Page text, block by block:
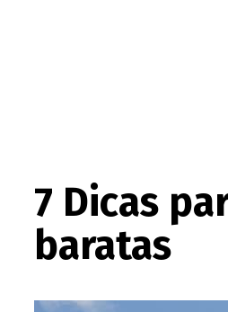
7 Dicas
baratas